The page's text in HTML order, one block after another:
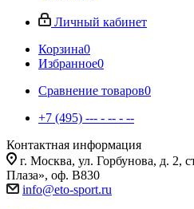
Личный кабинет
Корзина0
Избранное0
Сравнение товаров0
+7 (495) --- - -- - --
Контактная информация
г. Москва, ул. Горбунова, д. 2,
Плаза», оф. В830
info@eto-sport.ru